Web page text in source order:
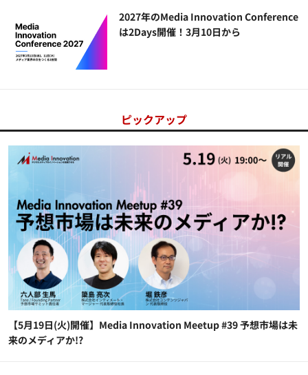
2027年のMedia Innovation Conference
は2Days開催！3月10日から
ピックアップ
【5月19日(火)開催】Media Innovation Meetup #39 予想市場は未
来のメディアか!?